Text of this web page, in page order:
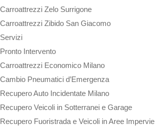
Carroattrezzi Zelo Surrigone
Carroattrezzi Zibido San Giacomo
Servizi
Pronto Intervento
Carroattrezzi Economico Milano
Cambio Pneumatici d’Emergenza
Recupero Auto Incidentate Milano
Recupero Veicoli in Sotterranei e Garage
Recupero Fuoristrada e Veicoli in Aree Impervie